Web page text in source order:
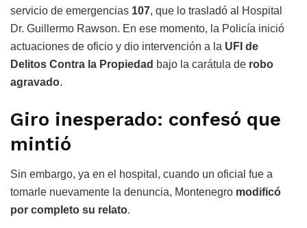
servicio de emergencias 107, que lo trasladó al
Hospital
Dr. Guillermo Rawson. En ese momento, la Policía inició
actuaciones de oficio y dio intervención a la UFI de
Delitos Contra la Propiedad bajo la carátula de robo
agravado.
Giro inesperado: confesó que
mintió
Sin embargo, ya en el hospital, cuando un oficial fue a
tomarle nuevamente la denuncia, Montenegro modificó
por completo su relato.